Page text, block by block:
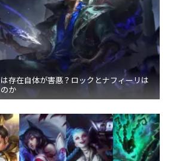
存在自体が害悪？ロックとナフィーリは
か